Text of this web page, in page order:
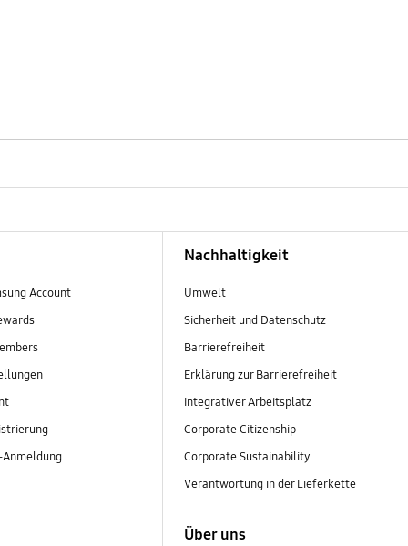
Account
Nachhaltigkeit
Umwelt
Sicherheit und Datenschutz
Barrierefreiheit
Erklärung zur Barrierefreiheit
Integrativer Arbeitsplatz
Corporate Citizenship
Corporate Sustainability
Verantwortung in der Lieferkette
Über uns